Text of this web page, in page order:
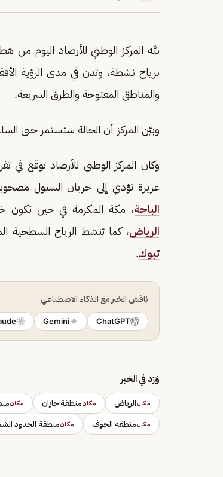
نبَّه المركز الوطني للأرصاد اليوم
برياح نشطة، وتدن في مدى الرؤية
والمناطق المفتوحة والطرق السريعة.
وبيّن المركز أن الحالة ستستمر حتى الساعة
وكان المركز الوطني للأرصاد توقع
غزيرة تؤدي إلى جريان السيول
الباحة، مكة المكرمة في حين تكون
الرياض، كما تنشط الرياح السطحية
تبوك.
ناقش الخبر مع الذكاء الاصطناعي
ChatGPT
Gemini
وَرَد في الخبر
مكانالرياض مكانمنطقة جازان مكان
مكانمنطقة الجوف مكانمنطقة الحدود